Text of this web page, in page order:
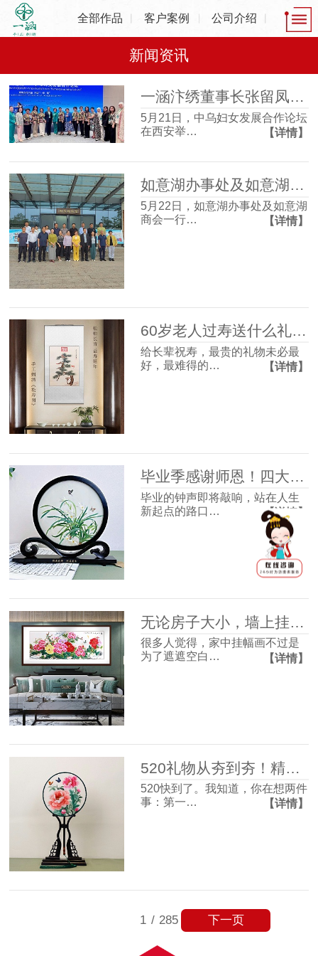
全部作品 客户案例 公司介绍
新闻资讯
一涵汴绣董事长张留凤出席中乌妇女发展合作论坛，共话非遗产业发展新机遇
5月21日，中乌妇女发展合作论坛
在西安举…
【详情】
如意湖办事处及如意湖商会一行走进一涵刺绣博物馆 沉浸式感受非遗魅力
5月22日，如意湖办事处及如意湖
商会一行…
【详情】
60岁老人过寿送什么礼物好？这4款体面走心，长辈收到超有面子
给长辈祝寿，最贵的礼物未必最
好，最难得的…
【详情】
毕业季感谢师恩！四大最受欢迎的礼物清单，送到老师心坎里！
毕业的钟声即将敲响，站在人生
新起点的路口…
【详情】
无论房子大小，墙上挂幅画很有必要，并非迷信，3个理由很现实！
很多人觉得，家中挂幅画不过是
为了遮遮空白…
【详情】
520快到了。我知道，你在想两件
事：第一…
【详情】
1 / 285 下一页